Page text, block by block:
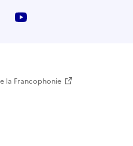
Instagram
la Francophonie